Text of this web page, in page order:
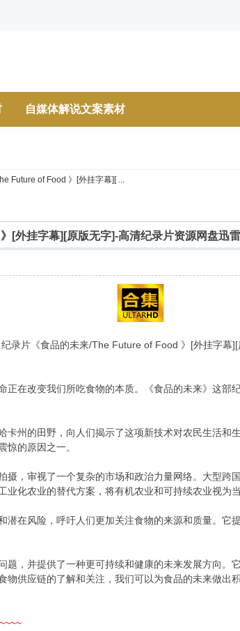
自媒体解说文案素材
Future of Food 》[外挂字幕][ ...
[外挂字幕][原版无字]-高清纪录片资源网盘迅
纪录片《食品的未来/The Future of Food 》[外挂字幕][
正在改变我们所吃食物的本质。《食品的未来》这部
卡州的田野，向人们揭示了这项新技术对农民生活和
惊的原因之一。
摄，审视了一个复杂的市场和政治力量网络。大型
化农业的替代方案，将有机农业和可持续农业视为
潜在风险，呼吁人们更加关注食物的来源和质量。它
题，并提供了一种更可持续和健康的未来发展方向
供应链的了解和关注，我们可以为食品的未来做出积